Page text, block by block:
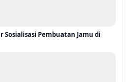
Sosialisasi Pembuatan Jamu di